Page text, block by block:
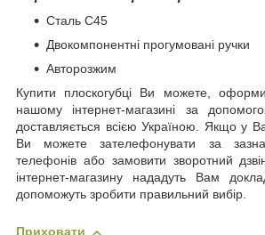
Сталь C45
Двокомпонентні прогумовані ручки
Авторозжим
Купити плоскогубці Ви можете,
нашому інтернет-магазині за
доставляється всією Україною. Якщо у
Ви можете зателефонувати за
телефонів або замовити зворотний
інтернет-магазину нададуть Вам
допоможуть зробити правильний вибір.
Приховати